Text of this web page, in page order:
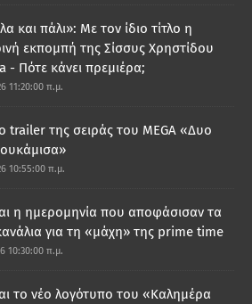
και πάλι»: Με τον ίδιο τίτλο η
εκπομπή της Σίσσυς Χρηστίδου
- Πότε κάνει πρεμιέρα;
11:20:00 π.μ.
trailer της σειράς του MEGA «Δυο
10:55:00 π.μ.
η ημερομηνία που αποφάσισαν τα
για τη «μάχη» της prime time
10:30:00 π.μ.
το νέο λογότυπο του «Καλημέρα